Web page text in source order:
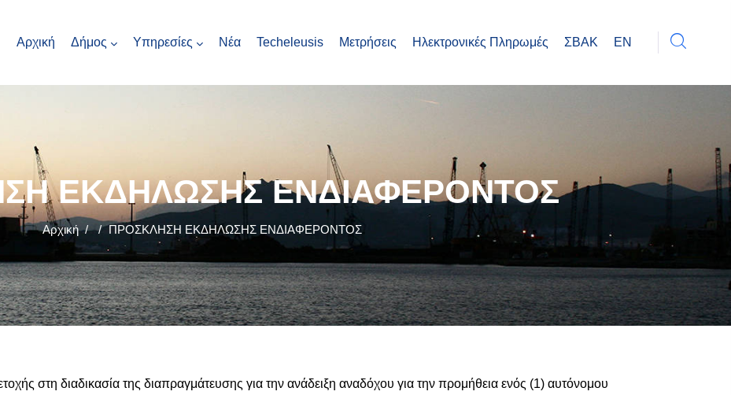
Αρχική Δήμος Υπηρεσίες Νέα Techeleusis Μετρήσεις Ηλεκτρονικές Πληρωμές ΣΒΑΚ EN
ΕΚΔΗΛΩΣΗΣ ΕΝΔΙΑΦΕΡΟΝΤΟΣ
Αρχική / / ΠΡΟΣΚΛΗΣΗ ΕΚΔΗΛΩΣΗΣ ΕΝΔΙΑΦΕΡΟΝΤΟΣ
στη διαδικασία της διαπραγμάτευσης για την ανάδειξη αναδόχου για την προμήθεια ενός (1) αυτόνομου